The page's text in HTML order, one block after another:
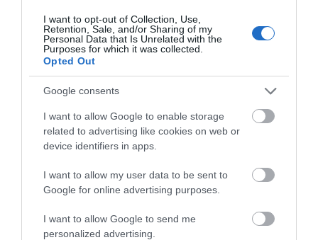
I want to opt-out of Collection, Use,
Retention, Sale, and/or Sharing of my
Personal Data that Is Unrelated with the
Purposes for which it was collected.
Opted Out
Google consents
I want to allow Google to enable storage
related to advertising like cookies on web or
device identifiers in apps.
I want to allow my user data to be sent to
Google for online advertising purposes.
I want to allow Google to send me
personalized advertising.
(BIPV) τα οποία παράγοντας ηλεκτρική
ενέργεια με αποθήκευση σε συστοιχία
μπαταριών θα εξασφαλίσει την ηλεκτροδότηση
του φωτισμού της πλατείας καθώς και τα
“έξυπνα ψηφιακά καθιστικά” – παγκάκια
δηλαδή που μέσω κατάλληλων οπών
φορτίζουν κινητές ψηφιακές συσκευές και με
την δωρεάν εξασφάλιση δικτύωσης – Public
sharing Internet – εξυπηρετούν την παραμονή
στον χώρο των νεώτερων χρηστών αλλά και
αναγκαία .